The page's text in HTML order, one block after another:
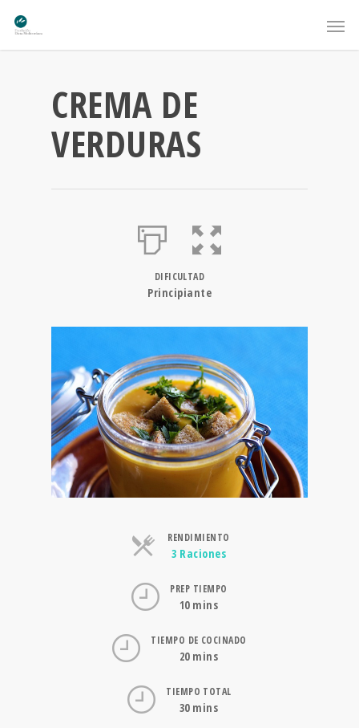
CREMA DE
VERDURAS
DIFICULTAD
Principiante
RENDIMIENTO
3 RacionesRaciones
PREP TIEMPO
10 mins
TIEMPO DE COCINADO
20 mins
TIEMPO TOTAL
30 mins